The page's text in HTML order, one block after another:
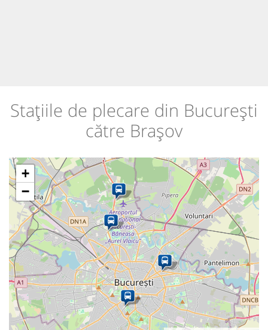
Stațiile de plecare din București
către Brașov
+
−